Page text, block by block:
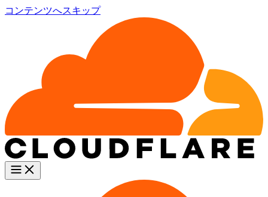
コンテンツへスキップ